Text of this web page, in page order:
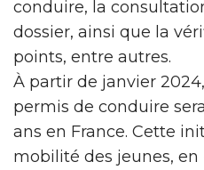
conduire, la
dossier, ainsi que la
points, entre autres.
À partir de janvier
permis de conduire
ans en France. Cette
mobilité des jeunes,